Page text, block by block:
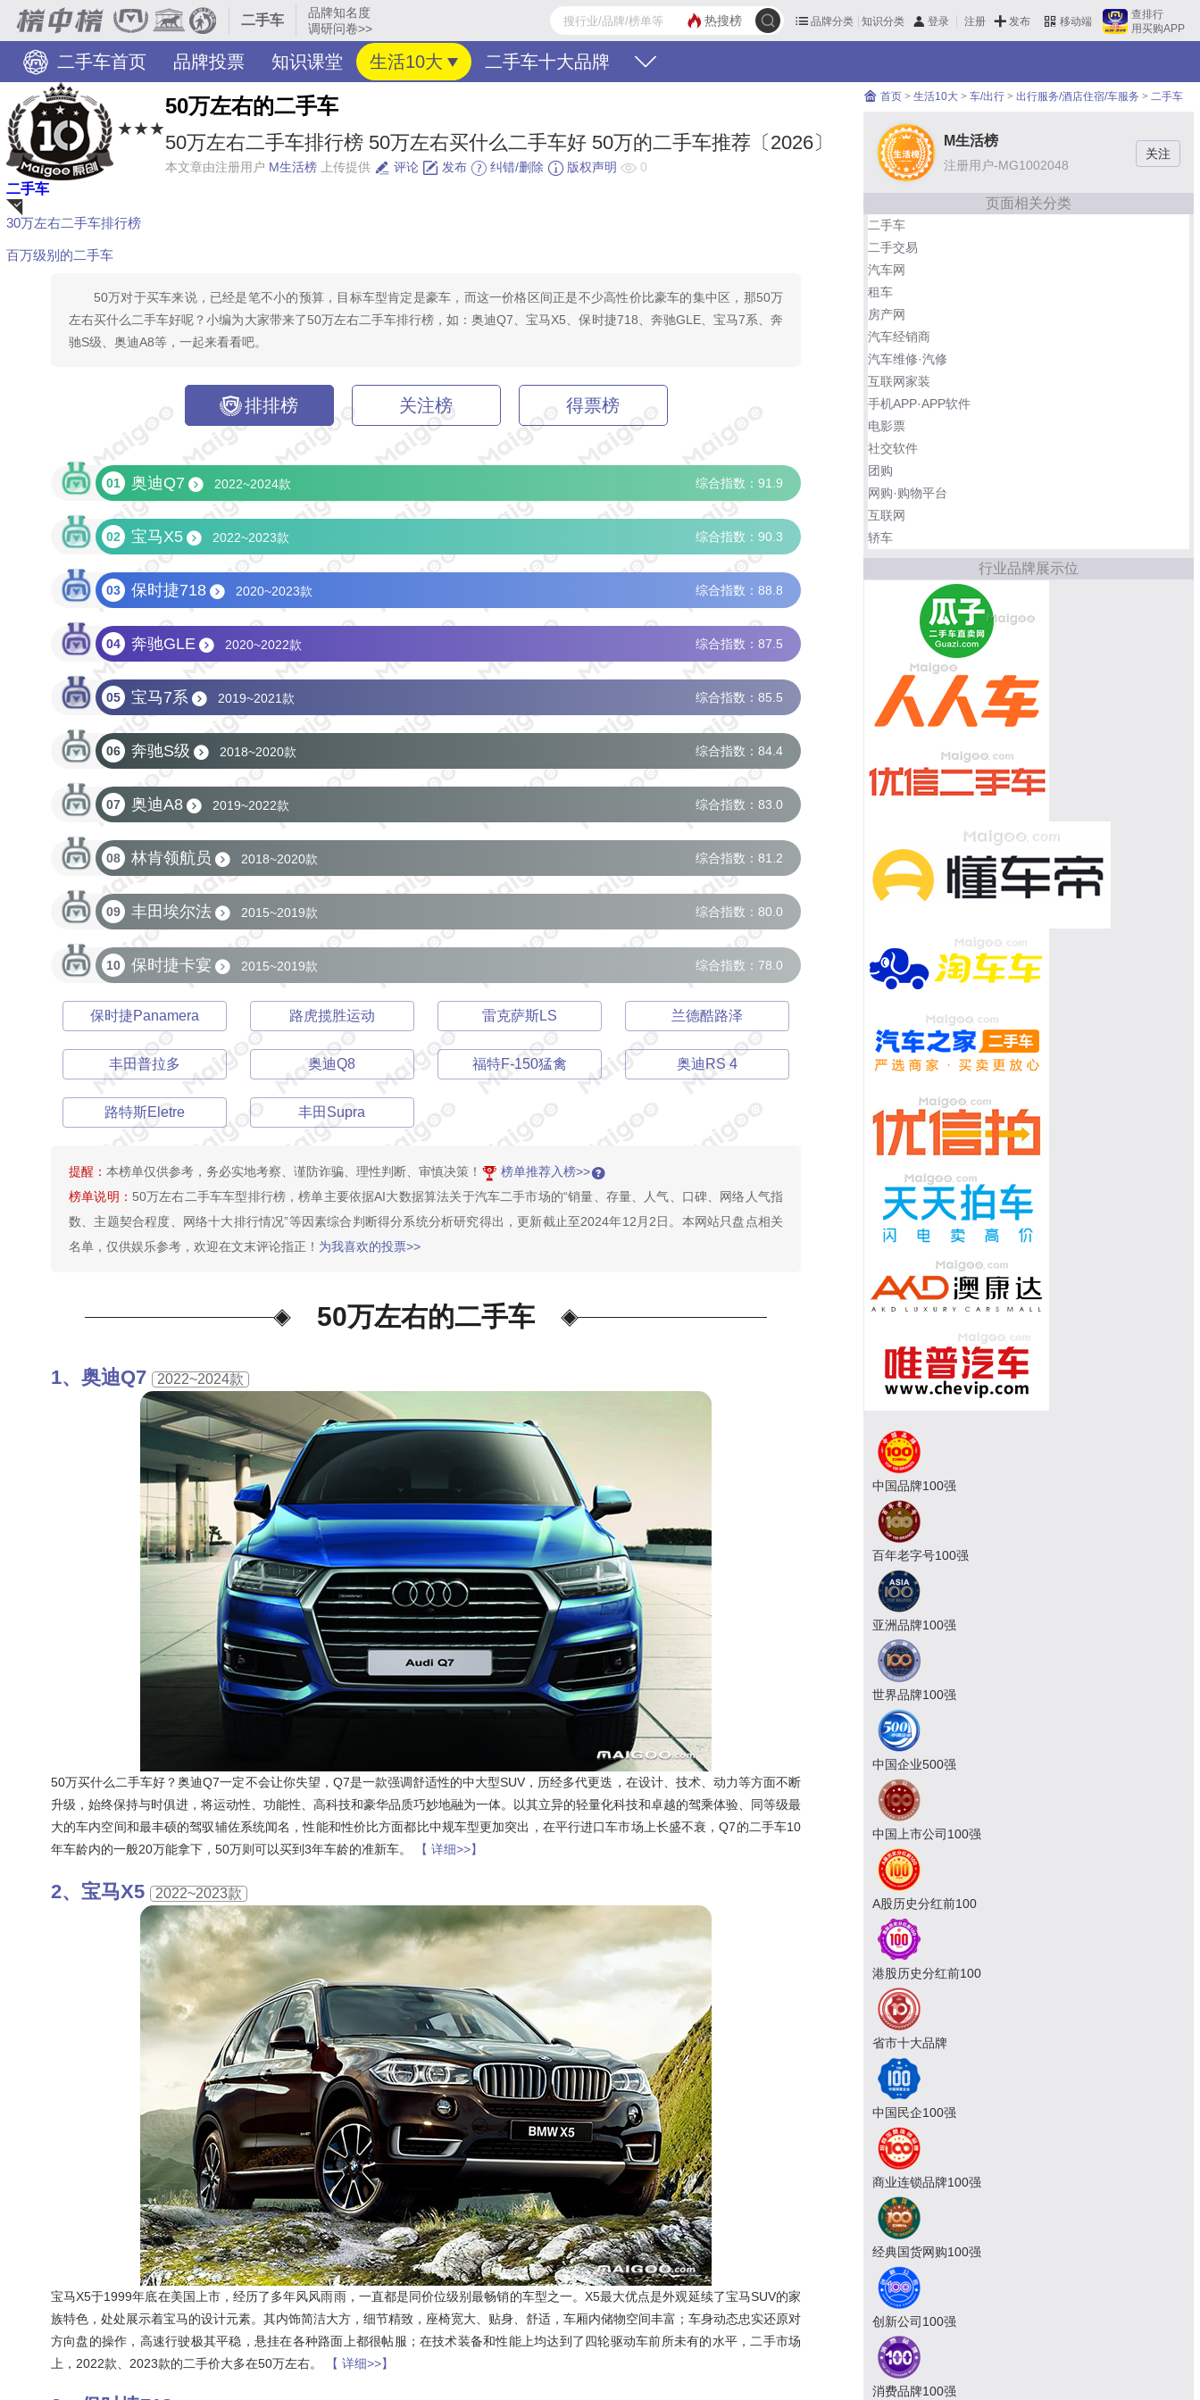
二手车
品牌知名度
调研问卷>>
品牌分类 知识分类 登录 注册 发布 移动端
查排行
用买购APP
热搜榜
二手车首页 品牌投票 知识课堂 生活10大 二手车十大品牌
★★★
50万左右的二手车
50万左右二手车排行榜 50万左右买什么二手车好 50万的二手车推荐〔2026〕
本文章由注册用户 M生活榜 上传提供 评论 发布 纠错/删除 版权声明 0
二手车
30万左右二手车排行榜
百万级别的二手车
50万对于买车来说，已经是笔不小的预算，目标车型肯定是豪车，而这一价格区间正是不少高性价比豪车的集中区，那50万
左右买什么二手车好呢？小编为大家带来了50万左右二手车排行榜，如：奥迪Q7、宝马X5、保时捷718、奔驰GLE、宝马7系、奔
驰S级、奥迪A8等，一起来看看吧。
排排榜 关注榜 得票榜
01 奥迪Q7 2022~2024款 综合指数：91.9
02 宝马X5 2022~2023款 综合指数：90.3
03 保时捷718 2020~2023款 综合指数：88.8
04 奔驰GLE 2020~2022款 综合指数：87.5
05 宝马7系 2019~2021款 综合指数：85.5
06 奔驰S级 2018~2020款 综合指数：84.4
07 奥迪A8 2019~2022款 综合指数：83.0
08 林肯领航员 2018~2020款 综合指数：81.2
09 丰田埃尔法 2015~2019款 综合指数：80.0
10 保时捷卡宴 2015~2019款 综合指数：78.0
保时捷Panamera 路虎揽胜运动 雷克萨斯LS 兰德酷路泽
丰田普拉多 奥迪Q8 福特F-150猛禽 奥迪RS 4
路特斯Eletre 丰田Supra
丰田普拉多
02 丰田埃尔法
保时捷卡宴
保时捷Panamera
宝马7系
福特F-150猛禽
10 奔驰S级
林肯领航员
奥迪A8 路虎揽胜运动
路特斯Eletre
提醒： 本榜单仅供参考，务必实地考察、谨防诈骗、理性判断、审慎决策！
榜单推荐入榜>>
榜单说明： 50万左右二手车车型排行榜，榜单主要依据AI大数据算法关于汽车二手市场的“销量、存量、人气、口碑、网络人气指
数、主题契合程度、网络十大排行情况”等因素综合判断得分系统分析研究得出，更新截止至2024年12月2日。本网站只盘点相关
名单，仅供娱乐参考，欢迎在文末评论指正！ 为我喜欢的投票>>
50万左右的二手车
奥迪Q7 2022~2024款
50万买什么二手车好？奥迪Q7一定不会让你失望，Q7是一款强调舒适性的中大型SUV，历经多代更迭，在设计、技术、动力等方面不断
升级，始终保持与时俱进，将运动性、功能性、高科技和豪华品质巧妙地融为一体。以其立异的轻量化科技和卓越的驾乘体验、同等级最
大的车内空间和最丰硕的驾驭辅佐系统闻名，性能和性价比方面都比中规车型更加突出，在平行进口车市场上长盛不衰，Q7的二手车10
年车龄内的一般20万能拿下，50万则可以买到3年车龄的准新车。
【 详细>>】
宝马X5 2022~2023款
宝马X5于1999年底在美国上市，经历了多年风风雨雨，一直都是同价位级别最畅销的车型之一。X5最大优点是外观延续了宝马SUV的家
族特色，处处展示着宝马的设计元素。其内饰简洁大方，细节精致，座椅宽大、贴身、舒适，车厢内储物空间丰富；车身动态忠实还原对
方向盘的操作，高速行驶极其平稳，悬挂在各种路面上都很帖服；在技术装备和性能上均达到了四轮驱动车前所未有的水平，二手市场
上，2022款、2023款的二手价大多在50万左右。
【 详细>>】
首页 > 生活10大 > 车/出行 > 出行服务/酒店住宿/车服务 > 二手车
M生活榜
注册用户-MG1002048
页面相关分类
二手车
二手交易
汽车网
租车
房产网
汽车经销商
汽车维修·汽修
互联网家装
手机APP·APP软件
电影票
社交软件
团购
网购·购物平台
互联网
轿车
行业品牌展示位
中国品牌100强
百年老字号100强
亚洲品牌100强
世界品牌100强
中国企业500强
中国上市公司100强
A股历史分红前100
港股历史分红前100
省市十大品牌
中国民企100强
商业连锁品牌100强
经典国货网购100强
创新公司100强
消费品牌100强